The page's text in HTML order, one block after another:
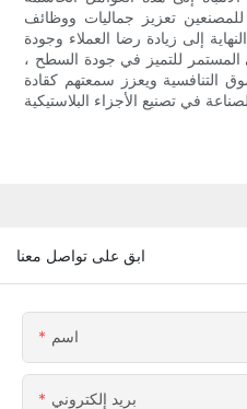
للمصنعين تعزيز جماليات ووظائف
إلى زيادة رضا العملاء وجودة
للتميز في جودة السطح ،
التنافسية ويعزز سمعتهم كقادة
ابق على تواصل معنا
اسم
بريد إلكتروني